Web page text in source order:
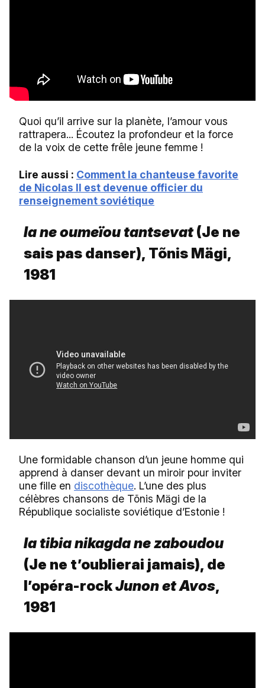
Quoi qu’il arrive sur la planète, l’amour vous
rattrapera... Écoutez la profondeur et la force
de la voix de cette frêle jeune femme !
Lire aussi : Comment la chanteuse favorite
de Nicolas II est devenue officier du
renseignement soviétique
Ia ne oumeïou tantsevat(Je ne
sais pas danser), Tõnis Mägi,
1981
Une formidable chanson d’un jeune homme qui
apprend à danser devant un miroir pour inviter
une fille en discothèque. L’une des plus
célèbres chansons de Tõnis Mägi de la
République socialiste soviétique d’Estonie !
Ia tibia nikagda ne zaboudou
(Je ne t’oublierai jamais), de
l’opéra-rockJunon et Avos,
1981